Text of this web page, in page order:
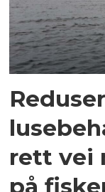
rett vei
på